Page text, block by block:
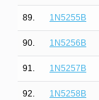
89. 1N5255B
90. 1N5256B
91. 1N5257B
92. 1N5258B